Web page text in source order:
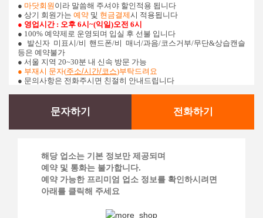
● 마닷회원 이라 말씀해 주셔야 할인적용 됩니다
● 상기 회원가는 예약 및 현금결제시 적용됩니다
● 영업시간 : 오후 6시~(익일)오전 6시
● 100% 예약제로 운영되며 입실 후 선불 입니다
● 발신자 미표시/비 핸드폰/비 매너/과음/코스거부/무단&상습캔슬
등은 예약불가
● 서울 지역 20~30분 내 신속 방문 가능
● 부재시 문자(주소/시간/코스)부탁드려요
● 문의사항은 전화주시면 친절히 안내드립니다
문자하기 전화하기
해당 업소는 기본 정보만 제공되며
예약 및 통화는 불가합니다.
예약 가능한 프리미엄 업소 정보를 확인하시려면
아래를 클릭해 주세요